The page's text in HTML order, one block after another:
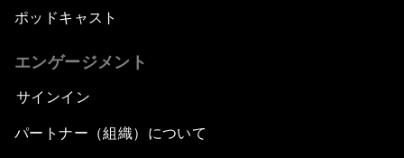
ポッドキャスト
エンゲージメント
サインイン
パートナー（組織）について